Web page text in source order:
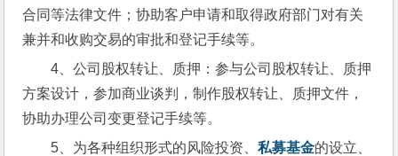
合同等法律文件；协助客户申请和取得政府部门对有关
兼并和收购交易的审批和登记手续等。
4、公司股权转让、质押：参与公司股权转让、质押
方案设计，参加商业谈判，制作股权转让、质押文件，
协助办理公司变更登记手续等。
5、为各种组织形式的风险投资、私募基金的设立、